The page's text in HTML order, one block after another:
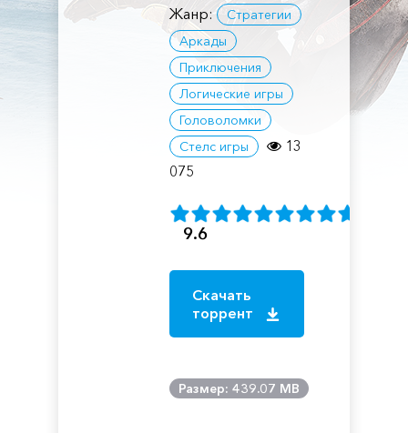
Жанр:
Стратегии
Аркады
Приключения
Логические игры
Головоломки
Стелс игры
13
075
9.6
Скачать
торрент
Размер: 439.07 MB